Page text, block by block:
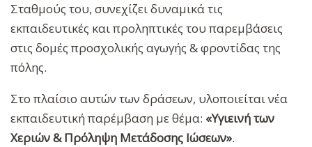
Σταθμούς του, συνεχίζει δυναμικά τις
εκπαιδευτικές και προληπτικές του παρεμβάσεις
στις δομές προσχολικής αγωγής & φροντίδας της
πόλης.
Στο πλαίσιο αυτών των δράσεων, υλοποιείται νέα
εκπαιδευτική παρέμβαση με θέμα: «Υγιεινή των
Χεριών & Πρόληψη Μετάδοσης Ιώσεων».